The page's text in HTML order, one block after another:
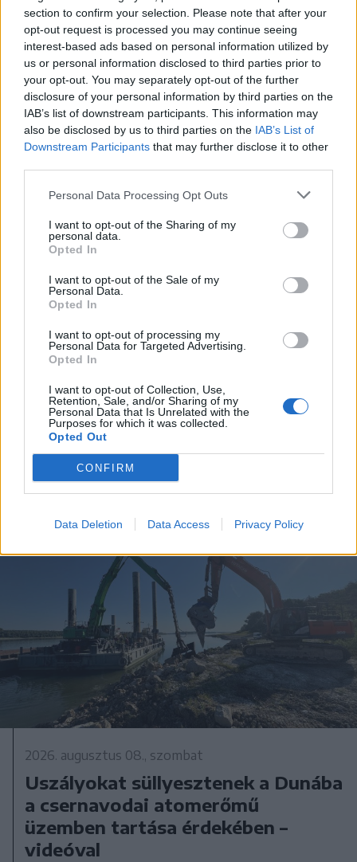
section to confirm your selection. Please note that after your
opt-out request is processed you may continue seeing
interest-based ads based on personal information utilized by
us or personal information disclosed to third parties prior to
your opt-out. You may separately opt-out of the further
disclosure of your personal information by third parties on the
IAB’s list of downstream participants. This information may
also be disclosed by us to third parties on the IAB’s List of
Downstream Participants that may further disclose it to other
Personal Data Processing Opt Outs
I want to opt-out of the Sharing of my
personal data.
Opted In
I want to opt-out of the Sale of my
Personal Data.
Opted In
I want to opt-out of processing my
Personal Data for Targeted Advertising.
Opted In
I want to opt-out of Collection, Use,
Retention, Sale, and/or Sharing of my
Personal Data that Is Unrelated with the
Purposes for which it was collected.
Opted Out
CONFIRM
Data Deletion Data Access Privacy Policy
hónapra eltiltották a Sepsi
OSK csapatkapitányát
Krónika
Meddig használható még a
régi személyi?
résztvevő lesz a futsal 2.
menjünk!
A rovat további cikkei
2026. augusztus 08., szombat
Uszályokat süllyesztenek a Dunába
a csernavodai atomerőmű
üzemben tartása érdekében –
videóval